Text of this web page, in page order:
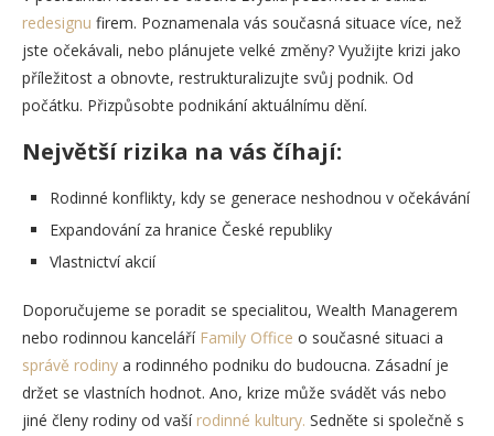
redesignu firem. Poznamenala vás současná situace více, než
jste očekávali, nebo plánujete velké změny? Využijte krizi jako
příležitost a obnovte, restrukturalizujte svůj podnik. Od
počátku. Přizpůsobte podnikání aktuálnímu dění.
Největší rizika na vás číhají:
Rodinné konflikty, kdy se generace neshodnou v očekávání
Expandování za hranice České republiky
Vlastnictví akcií
Doporučujeme se poradit se specialitou, Wealth Managerem
nebo rodinnou kanceláří Family Office o současné situaci a
správě rodiny a rodinného podniku do budoucna. Zásadní je
držet se vlastních hodnot. Ano, krize může svádět vás nebo
jiné členy rodiny od vaší rodinné kultury. Sedněte si společně s